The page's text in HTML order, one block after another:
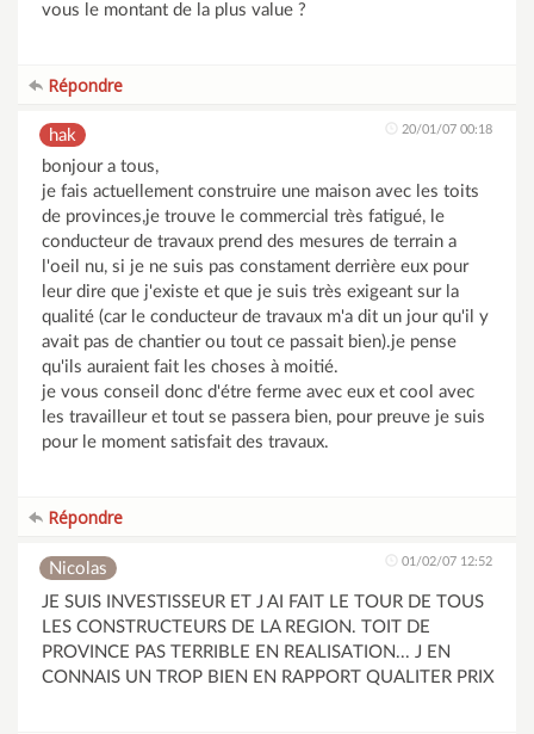
vous le montant de la plus value ?
Répondre
hak 20/01/07 00:18
bonjour a tous,
je fais actuellement construire une maison avec les toits
de provinces,je trouve le commercial très fatigué, le
conducteur de travaux prend des mesures de terrain a
l'oeil nu, si je ne suis pas constament derrière eux pour
leur dire que j'existe et que je suis très exigeant sur la
qualité (car le conducteur de travaux m'a dit un jour qu'il y
avait pas de chantier ou tout ce passait bien).je pense
qu'ils auraient fait les choses à moitié.
je vous conseil donc d'étre ferme avec eux et cool avec
les travailleur et tout se passera bien, pour preuve je suis
pour le moment satisfait des travaux.
Répondre
Nicolas 01/02/07 12:52
JE SUIS INVESTISSEUR ET J AI FAIT LE TOUR DE TOUS
LES CONSTRUCTEURS DE LA REGION. TOIT DE
PROVINCE PAS TERRIBLE EN REALISATION... J EN
CONNAIS UN TROP BIEN EN RAPPORT QUALITER PRIX